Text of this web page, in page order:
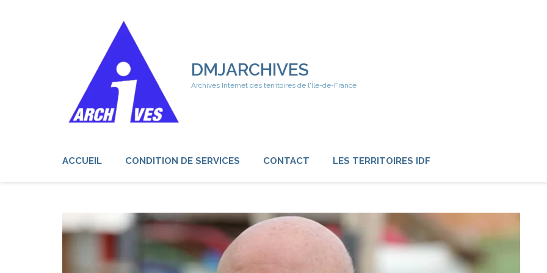
DMJARCHIVES
Archives Internet des territoires de l'Île-de-France
ACCUEIL CONDITION DE SERVICES CONTACT LES TERRITOIRES IDF